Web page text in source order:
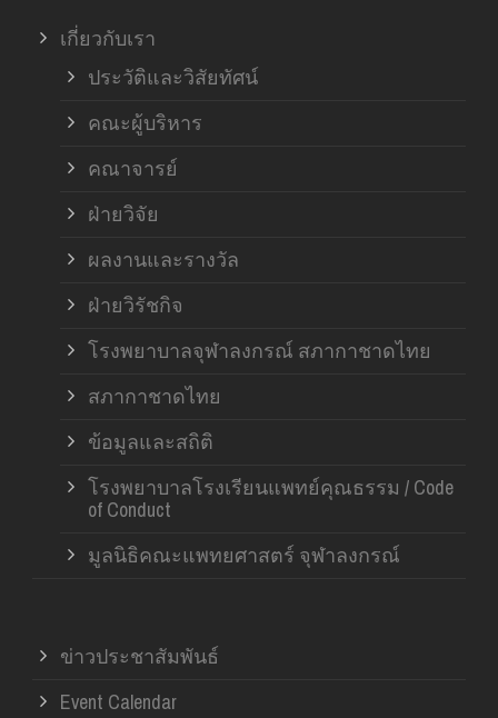
เกี่ยวกับเรา
ประวัติและวิสัยทัศน์
คณะผู้บริหาร
คณาจารย์
ฝ่ายวิจัย
ผลงานและรางวัล
ฝ่ายวิรัชกิจ
โรงพยาบาลจุฬาลงกรณ์ สภากาชาดไทย
สภากาชาดไทย
ข้อมูลและสถิติ
โรงพยาบาลโรงเรียนแพทย์คุณธรรม / Code
of Conduct
มูลนิธิคณะแพทยศาสตร์ จุฬาลงกรณ์
ข่าวประชาสัมพันธ์
Event Calendar